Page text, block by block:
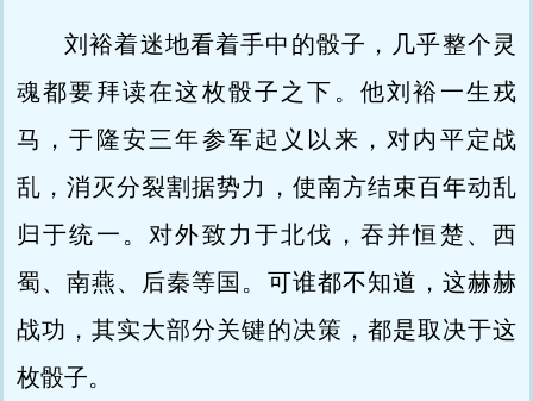
刘裕着迷地看着手中的骰子，几乎整个灵
魂都要拜读在这枚骰子之下。他刘裕一生戎
马，于隆安三年参军起义以来，对内平定战
乱，消灭分裂割据势力，使南方结束百年动乱
归于统一。对外致力于北伐，吞并恒楚、西
蜀、南燕、后秦等国。可谁都不知道，这赫赫
战功，其实大部分关键的决策，都是取决于这
枚骰子。